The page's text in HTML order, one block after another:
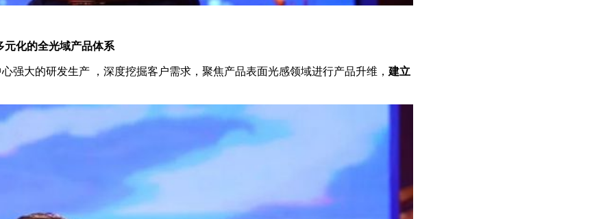
元化的全光域产品体系
强大的研发生产 ，深度挖掘客户需求，聚焦产品表面光感领域进行产品升维， 建立